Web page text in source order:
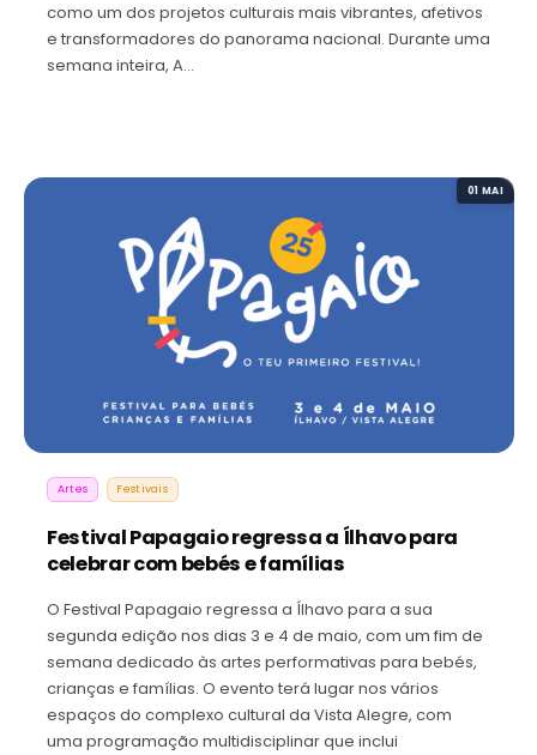
como um dos projetos culturais mais vibrantes, afetivos
e transformadores do panorama nacional. Durante uma
semana inteira, A…
01 MAI
Artes Festivais
Festival Papagaio regressa a Ílhavo para
celebrar com bebés e famílias
O Festival Papagaio regressa a Ílhavo para a sua
segunda edição nos dias 3 e 4 de maio, com um fim de
semana dedicado às artes performativas para bebés,
crianças e famílias. O evento terá lugar nos vários
espaços do complexo cultural da Vista Alegre, com
uma programação multidisciplinar que inclui